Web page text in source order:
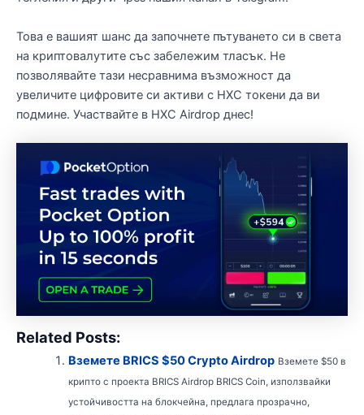
Това е вашият шанс да започнете пътуването си в света
на криптовалутите със забележим тласък. Не
позволявайте тази несравнима възможност да
увеличите цифровите си активи с HXC токени да ви
подмине. Участвайте в HXC Airdrop днес!
Related Posts:
Вземете BRICS $50 Crypto Airdrop Вземете $50 в
крипто с проекта BRICS Airdrop BRICS Coin, използвайки
устойчивостта на блокчейна, предлага прозрачно,